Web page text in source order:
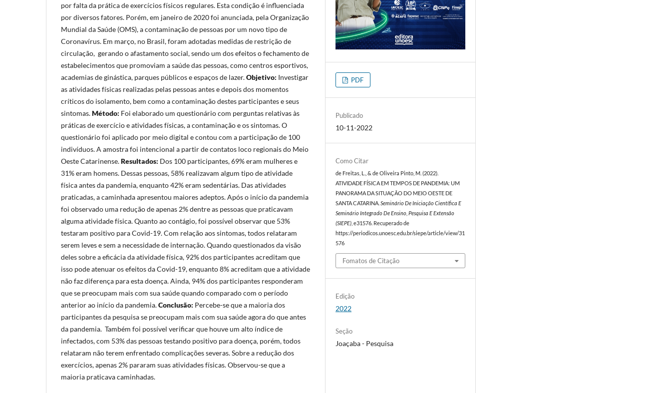
por falta da prática de exercícios físicos regulares. Esta condição é influenciada
por diversos fatores. Porém, em janeiro de 2020 foi anunciada, pela Organização
Mundial da Saúde (OMS), a contaminação de pessoas por um novo tipo de
Coronavírus. Em março, no Brasil, foram adotadas medidas de restrição de
circulação, gerando o afastamento social, sendo um dos efeitos o fechamento de
estabelecimentos que promoviam a saúde das pessoas, como centros esportivos,
academias de ginástica, parques públicos e espaços de lazer.Objetivo: Investigar
as atividades físicas realizadas pelas pessoas antes e depois dos momentos
críticos do isolamento, bem como a contaminação destes participantes e seus
sintomas.Método: Foi elaborado um questionário com perguntas relativas às
práticas de exercício e atividades físicas, a contaminação e os sintomas. O
questionário foi aplicado por meio digital e contou com a participação de 100
indivíduos. A amostra foi intencional a partir de contatos loco regionais do Meio
Oeste Catarinense.Resultados: Dos 100 participantes, 69% eram mulheres e
31% eram homens. Dessas pessoas, 58% realizavam algum tipo de atividade
física antes da pandemia, enquanto 42% eram sedentárias. Das atividades
praticadas, a caminhada apresentou maiores adeptos. Após o início da pandemia
foi observado uma redução de apenas 2% dentre as pessoas que praticavam
alguma atividade física. Quanto ao contágio, foi possível observar que 53%
testaram positivo para Covid-19. Com relação aos sintomas, todos relataram
serem leves e sem a necessidade de internação. Quando questionados da visão
deles sobre a eficácia da atividade física, 92% dos participantes acreditam que
isso pode atenuar os efeitos da Covid-19, enquanto 8% acreditam que a atividade
não faz diferença para esta doença. Ainda, 94% dos participantes responderam
que se preocupam mais com sua saúde quando comparado com o período
anterior ao início da pandemia.Conclusão: Percebe-se que a maioria dos
participantes da pesquisa se preocupam mais com sua saúde agora do que antes
da pandemia. Também foi possível verificar que houve um alto índice de
infectados, com 53% das pessoas testando positivo para doença, porém, todos
relataram não terem enfrentado complicações severas. Sobre a redução dos
exercícios, apenas 2% pararam suas atividades físicas. Observou-se que a
maioria praticava caminhadas.
PDF
Publicado
10-11-2022
Como Citar
de Freitas, L., & de Oliveira Pinto, M. (2022).
ATIVIDADE FÍSICA EM TEMPOS DE PANDEMIA: UM
PANORAMA DA SITUAÇÃO DO MEIO OESTE DE
SANTA CATARINA.Seminário De Iniciação Científica E
Seminário Integrado De Ensino, Pesquisa E Extensão
(SIEPE) , e31576. Recuperado de
https://periodicos.unoesc.edu.br/siepe/article/view/31
576
Fomatos de Citação
Edição
2022
Seção
Joaçaba - Pesquisa